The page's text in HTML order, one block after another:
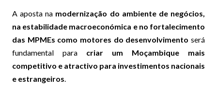
A aposta na modernização do ambiente de negócios,
na estabilidade macroeconómica e no fortalecimento
das MPMEs como motores do desenvolvimento será
fundamental para criar um Moçambique mais
competitivo e atractivo para investimentos nacionais
e estrangeiros.